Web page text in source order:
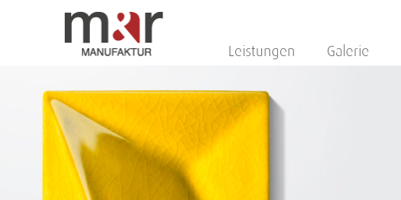
Leistungen Galerie